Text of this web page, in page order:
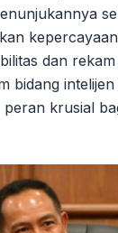
dan
bidang
peran krusial